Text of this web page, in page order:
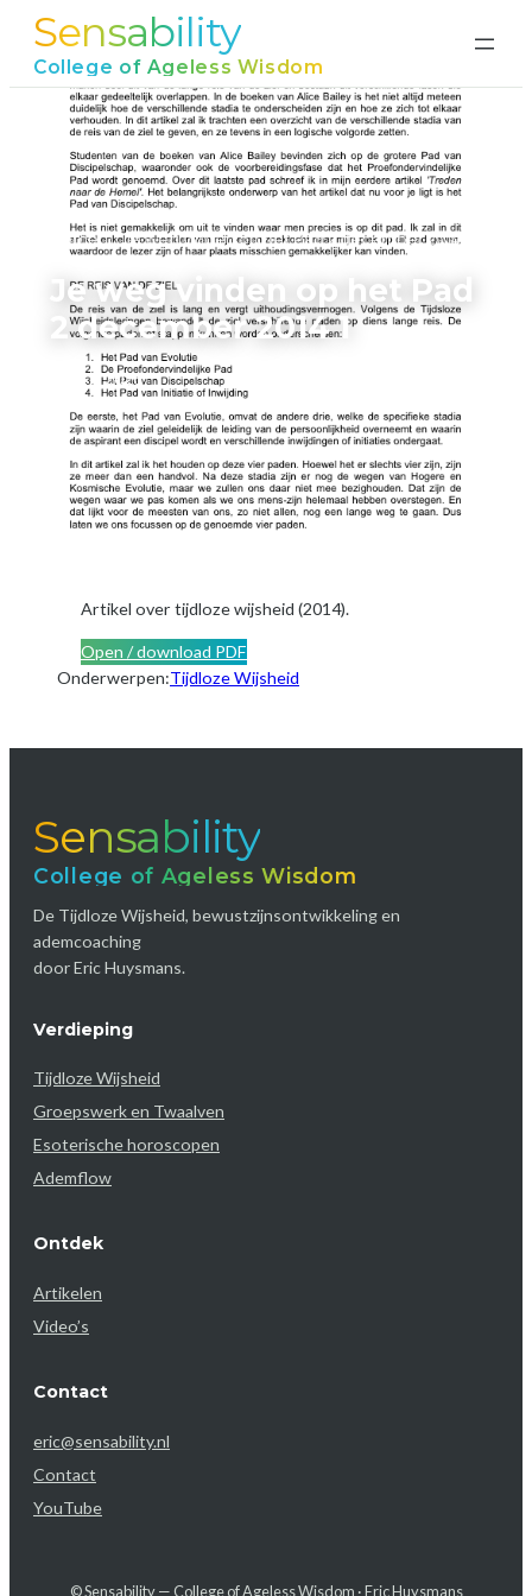
naarSensability
College of Ageless Wisdom
Home › Je weg vinden op het Pad 2 december 2014 1
Je weg vinden op het Pad
2 december 2014 1
juni 17, 2026
Artikel over tijdloze wijsheid (2014).
Open / download PDF
Onderwerpen:Tijdloze Wijsheid
Sensability
College of Ageless Wisdom
De Tijdloze Wijsheid, bewustzijnsontwikkeling en
ademcoaching
door Eric Huysmans.
Verdieping
Tijdloze Wijsheid
Groepswerk en Twaalven
Esoterische horoscopen
Ademflow
Ontdek
Artikelen
Video’s
Contact
eric@sensability.nl
Contact
YouTube
© Sensability — College of Ageless Wisdom · Eric Huysmans